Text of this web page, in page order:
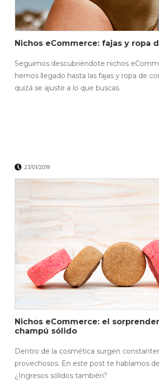
Nichos eCommerce: fajas y ropa
Seguimos descubriéndote nichos
hemos llegado hasta las fajas y ropa de
quizá se ajuste a lo que buscas.
23/01/2019
Nichos eCommerce: el
champú sólido
Dentro de la cosmética surgen
provechosos. En este post te hablamos
¿Ingresos sólidos también?